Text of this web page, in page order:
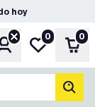
hoy
CuentaMi lista de
0 0